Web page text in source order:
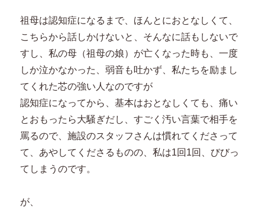
祖母は認知症になるまで、ほんとにおとなしくて、
こちらから話しかけないと、そんなに話もしないで
すし、私の母（祖母の娘）が亡くなった時も、一度
しか泣かなかった、弱音も吐かず、私たちを励まし
てくれた芯の強い人なのですが
認知症になってから、基本はおとなしくても、痛い
とおもったら大騒ぎだし、すごく汚い言葉で相手を
罵るので、施設のスタッフさんは慣れてくださって
て、あやしてくださるものの、私は1回1回、びびっ
てしまうのです。
が、